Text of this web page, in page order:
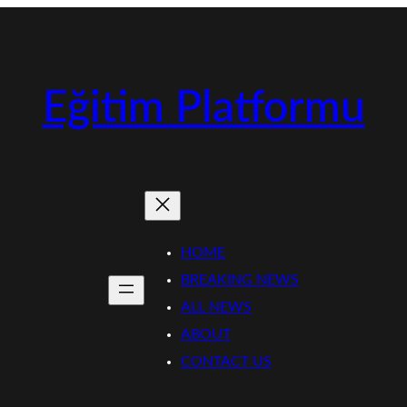
Eğitim Platformu
HOME
BREAKING NEWS
ALL NEWS
ABOUT
CONTACT US